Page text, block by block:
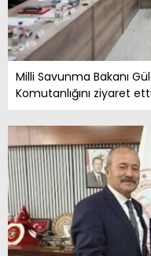
Milli Savunma Bakanı
Komutanlığını ziyaret etti